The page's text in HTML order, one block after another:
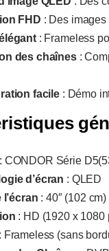
FHD : Des
: Frameless
des chaînes:
facile : Démo
: CONDOR Série
d’écran : QLED
l’écran : 40″ (102 cm)
: HD (1920 x 1080
: Frameless (sans